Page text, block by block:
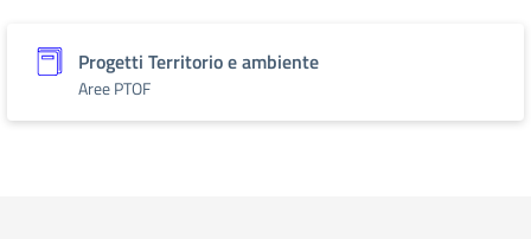
Progetti Territorio e ambiente
Aree PTOF